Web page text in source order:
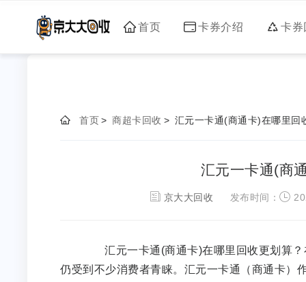
首页 卡券介绍 卡券
首页> 商超卡回收 > 汇元一卡通(商通卡)在哪里回
汇元一卡通(商
京大大回收 发布时间：
汇元一卡通(商通卡)在哪里回收更划算？
仍受到不少消费者青睐。汇元一卡通（商通卡）